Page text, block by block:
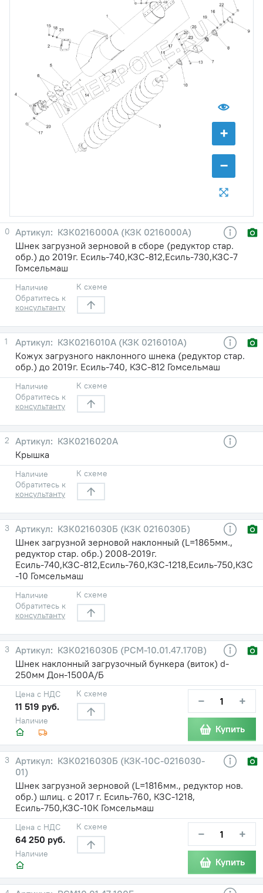
+
−
0
КЗК0216000А (КЗК 0216000А)
Шнек загрузной зерновой в сборе (редуктор стар.
обр.) до 2019г. Есиль-740,КЗС-812,Есиль-730,КЗС-7
Гомсельмаш
Наличие
Обратитесь к
консультанту
К схеме
1
КЗК0216010А (КЗК 0216010А)
Кожух загрузного наклонного шнека (редуктор стар.
обр.) до 2019г. Есиль-740, КЗС-812 Гомсельмаш
Наличие
Обратитесь к
консультанту
К схеме
2
КЗК0216020А
Крышка
Наличие
Обратитесь к
консультанту
К схеме
3
КЗК0216030Б (КЗК 0216030Б)
Шнек загрузной зерновой наклонный (L=1865мм.,
редуктор стар. обр.) 2008-2019г.
Есиль-740,КЗС-812,Есиль-760,КЗС-1218,Есиль-750,КЗС
-10 Гомсельмаш
Наличие
Обратитесь к
консультанту
К схеме
3
КЗК0216030Б (РСМ-10.01.47.170В)
Шнек наклонный загрузочный бункера (виток) d-
250мм Дон-1500А/Б
Наличие
Цена с НДС
11 519 руб.
К схеме − +
Купить
3
КЗК0216030Б (КЗК-10С-0216030-
01)
Шнек загрузной зерновой (L=1816мм., редуктор нов.
обр.) шлиц. с 2017 г. Есиль-760, КЗС-1218,
Есиль-750,КЗС-10К Гомсельмаш
Наличие
Цена с НДС
64 250 руб.
К схеме − +
Купить